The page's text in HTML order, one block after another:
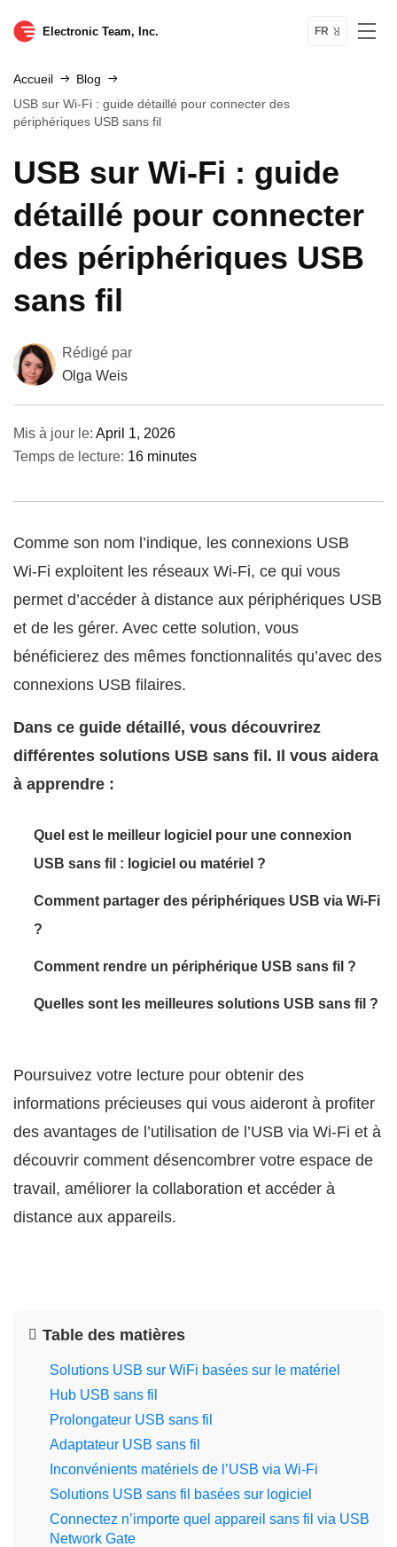
Electronic Team, Inc. FR
Accueil
Blog
USB sur Wi-Fi : guide détaillé pour connecter des
périphériques USB sans fil
USB sur Wi-Fi : guide
détaillé pour connecter
des périphériques USB
sans fil
Rédigé par
Olga Weis
Mis à jour le: April 1, 2026
Temps de lecture: 16 minutes
Comme son nom l’indique, les connexions USB
Wi‑Fi exploitent les réseaux Wi‑Fi, ce qui vous
permet d’accéder à distance aux périphériques USB
et de les gérer. Avec cette solution, vous
bénéficierez des mêmes fonctionnalités qu’avec des
connexions USB filaires.
Dans ce guide détaillé, vous découvrirez
différentes solutions USB sans fil. Il vous aidera
à apprendre :
Quel est le meilleur logiciel pour une connexion
USB sans fil : logiciel ou matériel ?
Comment partager des périphériques USB via Wi‑Fi
?
Comment rendre un périphérique USB sans fil ?
Quelles sont les meilleures solutions USB sans fil ?
Poursuivez votre lecture pour obtenir des
informations précieuses qui vous aideront à profiter
des avantages de l’utilisation de l’USB via Wi‑Fi et à
découvrir comment désencombrer votre espace de
travail, améliorer la collaboration et accéder à
distance aux appareils.
Table des matières
Solutions USB sur WiFi basées sur le matériel
Hub USB sans fil
Prolongateur USB sans fil
Adaptateur USB sans fil
Inconvénients matériels de l’USB via Wi‑Fi
Solutions USB sans fil basées sur logiciel
Connectez n’importe quel appareil sans fil via USB
Network Gate